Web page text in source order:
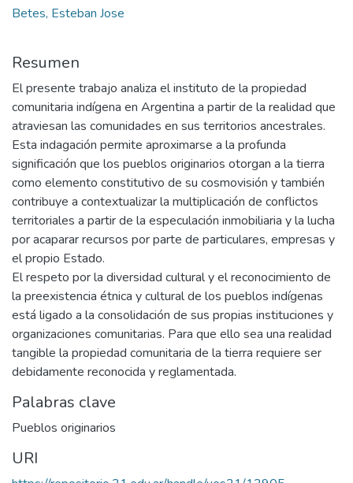
Betes, Esteban Jose
Resumen
El presente trabajo analiza el instituto de la propiedad
comunitaria indígena en Argentina a partir de la realidad que
atraviesan las comunidades en sus territorios ancestrales.
Esta indagación permite aproximarse a la profunda
significación que los pueblos originarios otorgan a la tierra
como elemento constitutivo de su cosmovisión y también
contribuye a contextualizar la multiplicación de conflictos
territoriales a partir de la especulación inmobiliaria y la lucha
por acaparar recursos por parte de particulares, empresas y
el propio Estado.
El respeto por la diversidad cultural y el reconocimiento de
la preexistencia étnica y cultural de los pueblos indígenas
está ligado a la consolidación de sus propias instituciones y
organizaciones comunitarias. Para que ello sea una realidad
tangible la propiedad comunitaria de la tierra requiere ser
debidamente reconocida y reglamentada.
Palabras clave
Pueblos originarios
URI